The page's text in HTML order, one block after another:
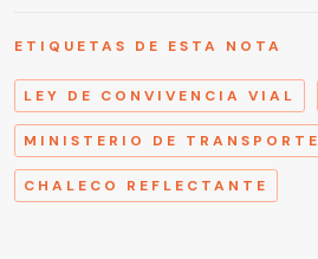
ETIQUETAS DE ESTA NOTA
LEY DE CONVIVENCIA VIAL
MINISTERIO DE TRANSPORTE
CHALECO REFLECTANTE